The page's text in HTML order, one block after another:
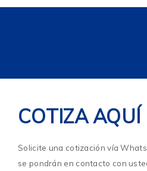
COTIZA AQUÍ
Solicite una cotización vía
se pondrán en contacto con